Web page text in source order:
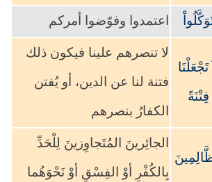
اعتمدوا وفوّضوا أمركم
تَجْعَلْنَا
فِتْنَةً
لا تنصرهم علينا فيكون ذلك
فتنة لنا عن الدين، أو يُفتن
الكفارُ بنصرهم
الجائِرينَ المُتَجاوِزينَ لِلْحَدِّ
بِالكُفْرِ أوْ الفِسْقِ أوْ نَحْوَهُما